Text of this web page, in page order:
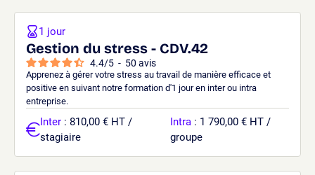
Gestion du stress - CDV.42
4.4/5 - 50 avis
Apprenez à gérer votre stress au travail de manière efficace et
positive en suivant notre formation d'1 jour en inter ou intra
entreprise.
1 jour
Inter : 810,00 € HT /
stagiaire
Intra : 1 790,00 € HT /
groupe